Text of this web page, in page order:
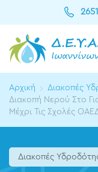
Αρχική
Διακοπές
Διακοπή Νερού Στο
Μέχρι Τις Σχολές
Διακοπές